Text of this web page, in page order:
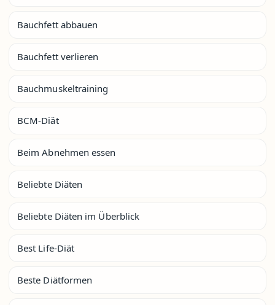
Bauchfett abbauen
Bauchfett verlieren
Bauchmuskeltraining
BCM-Diät
Beim Abnehmen essen
Beliebte Diäten
Beliebte Diäten im Überblick
Best Life-Diät
Beste Diätformen